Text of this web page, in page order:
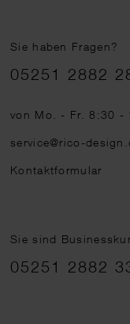
Sie haben Fragen?
Telefonnummer
05251 2882
von Mo. - Fr. 8:30 -
service@rico-
Kontaktformular
Sie sind
05251 2882